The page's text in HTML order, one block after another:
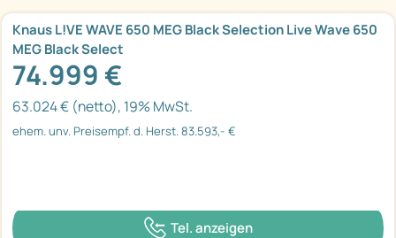
Knaus L!VE WAVE 650 MEG Black Selection Live Wave 650
MEG Black Select
74.999 €
63.024 € (netto), 19% MwSt.
ehem. unv. Preisempf. d. Herst. 83.593,- €
Tel. anzeigen